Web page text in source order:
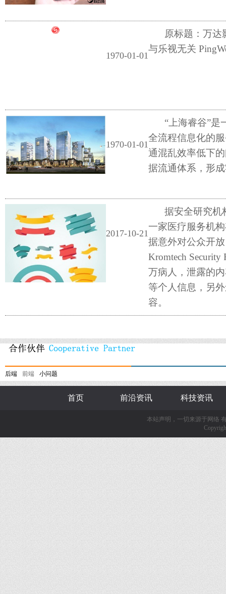
1970-01-01
原标题：万达
与乐视无关
1970-01-01
“上海睿谷”是
全流程信息化的
通混乱效率低下
据流通体系，形
2017-10-21
据安全研究机
一家医疗服务机
据意外对公众开
Kromtech Security
万病人，泄露的
等个人信息，另
容。
后端 前端 小问题
首页 前沿资讯 科技资讯
本站声明，一切来源于网络